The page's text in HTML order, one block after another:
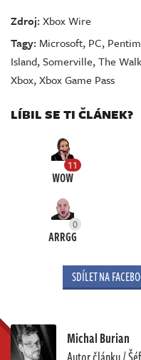
Zdroj:Xbox Wire
Tagy: Microsoft, PC,
Island,Somerville,The
Xbox,Xbox Game Pass
LÍBIL SE TI ČLÁNEK?
11
WOW
0
ARRGG
SDÍLET NA
Michal Burian